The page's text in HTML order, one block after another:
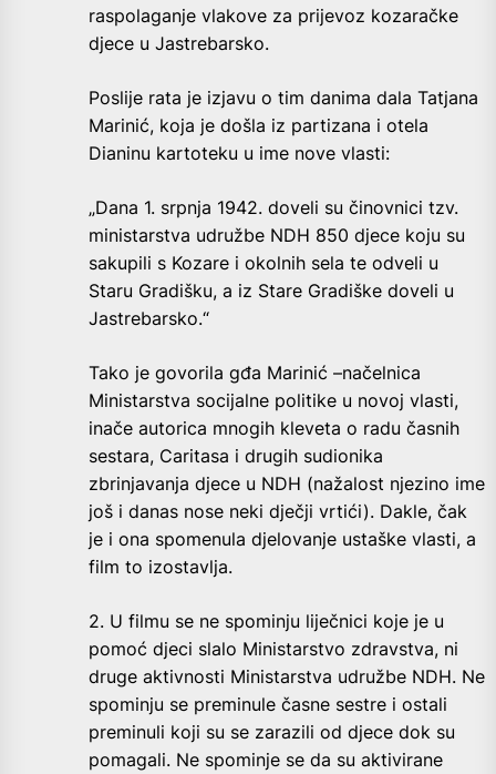
raspolaganje vlakove za prijevoz kozaračke
djece u Jastrebarsko.
Poslije rata je izjavu o tim danima dala Tatjana
Marinić, koja je došla iz partizana i otela
Dianinu kartoteku u ime nove vlasti:
„Dana 1. srpnja 1942. doveli su činovnici tzv.
ministarstva udružbe NDH 850 djece koju su
sakupili s Kozare i okolnih sela te odveli u
Staru Gradišku, a iz Stare Gradiške doveli u
Jastrebarsko.“
Tako je govorila gđa Marinić –načelnica
Ministarstva socijalne politike u novoj vlasti,
inače autorica mnogih kleveta o radu časnih
sestara, Caritasa i drugih sudionika
zbrinjavanja djece u NDH (nažalost njezino ime
još i danas nose neki dječji vrtići). Dakle, čak
je i ona spomenula djelovanje ustaške vlasti, a
film to izostavlja.
2. U filmu se ne spominju liječnici koje je u
pomoć djeci slalo Ministarstvo zdravstva, ni
druge aktivnosti Ministarstva udružbe NDH. Ne
spominju se preminule časne sestre i ostali
preminuli koji su se zarazili od djece dok su
pomagali. Ne spominje se da su aktivirane